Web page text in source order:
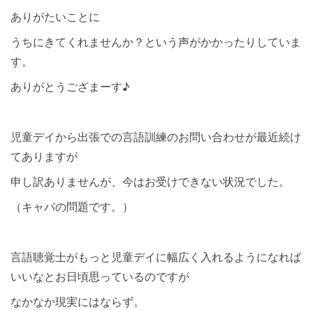
ありがたいことに
うちにきてくれませんか？という声がかかったりしていま
す。
ありがとうござまーす♪
児童デイから出張での言語訓練のお問い合わせが最近続け
てありますが
申し訳ありませんが、今はお受けできない状況でした。
（キャパの問題です。）
言語聴覚士がもっと児童デイに幅広く入れるようになれば
いいなとお日頃思っているのですが
なかなか現実にはならず。